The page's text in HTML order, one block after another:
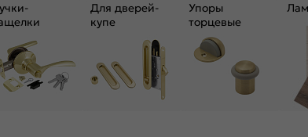
Для дверей-
купе
Упоры
торцевые